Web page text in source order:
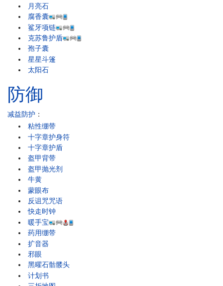
月亮石
腐香囊
鲨牙项链
克苏鲁护盾
孢子囊
星星斗篷
太阳石
防御
减益防护 ：
粘性绷带
十字章护身符
十字章护盾
盔甲背带
盔甲抛光剂
牛黄
蒙眼布
反诅咒咒语
快走时钟
暖手宝
药用绷带
扩音器
邪眼
黑曜石骷髅头
计划书